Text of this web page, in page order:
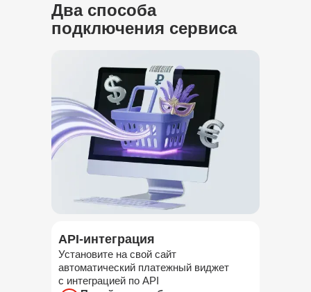
API-интеграция
Установите на свой сайт
автоматический платежный виджет
с интеграцией по API
Два способа
подключения сервиса